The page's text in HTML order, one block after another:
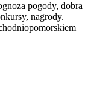
pogody, dobra
nagrody.